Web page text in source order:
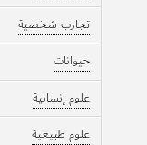
تجارب شخصية
حيوانات
علوم إنسانية
علوم طبيعية